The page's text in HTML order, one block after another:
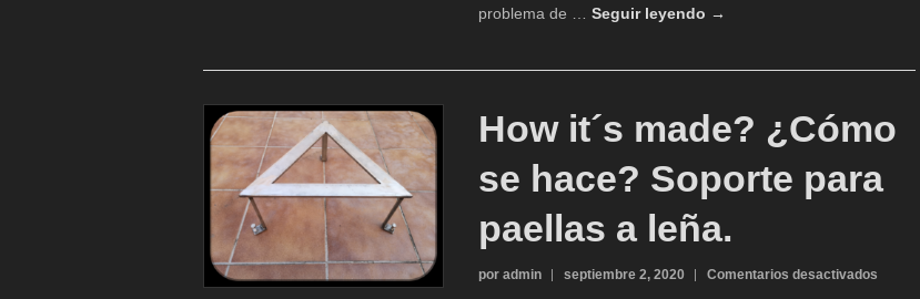
problema de … Seguir leyendo →
How it´s made? ¿Cómo
se hace? Soporte para
paellas a leña.
por admin septiembre 2, 2020 Comentarios desactivadosen